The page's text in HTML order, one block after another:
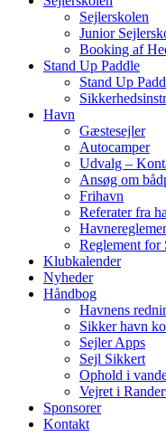
Sejlerskolen
Junior
Booking af
Stand Up Paddle
Stand Up
Havn
Gæstesejler
Autocamper
Udvalg –
Ansøg om
Frihavn
Referater fra
Reglement for
Klubkalender
Nyheder
Håndbog
Havnens
Sikker havn
Sejler Apps
Sejl Sikkert
Ophold i
Vejret i
Sponsorer
Kontakt